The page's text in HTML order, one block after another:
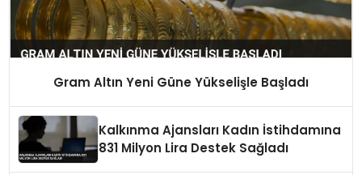
Gram Altın Yeni Güne Yükselişle Başladı
Kalkınma Ajansları Kadın İstihdamına
831 Milyon Lira Destek Sağladı